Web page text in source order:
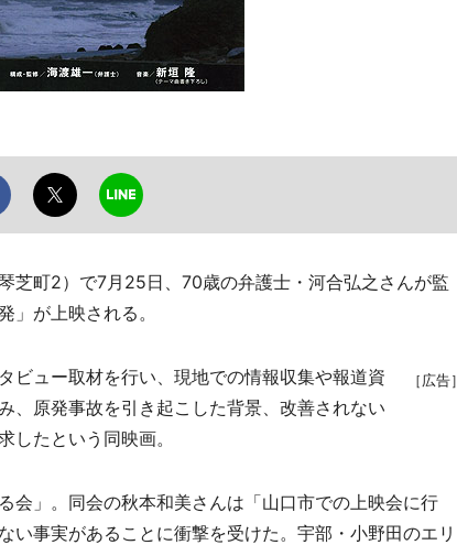
芝町2）で7月25日、70歳の弁護士・河合弘之さんが監
」が上映される。
［広告］
ュー取材を行い、現地での情報収集や報道資
、原発事故を引き起こした背景、改善されない
したという同映画。
」。同会の秋本和美さんは「山口市での上映会に行
い事実があることに衝撃を受けた。宇部・小野田のエリ